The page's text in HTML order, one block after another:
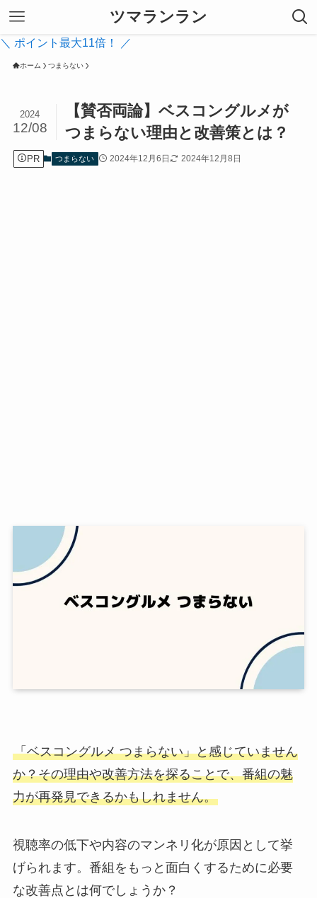
ツマランラン
＼ ポイント最大11倍！ ／
ホーム つまらない
【賛否両論】ベスコングルメが
つまらない理由と改善策とは？
2024
12/08
PR つまらない 2024年12月6日 2024年12月8日
「ベスコングルメ つまらない」と感じていません
か？その理由や改善方法を探ることで、番組の魅
力が再発見できるかもしれません。
視聴率の低下や内容のマンネリ化が原因として挙
げられます。番組をもっと面白くするために必要
な改善点とは何でしょうか？